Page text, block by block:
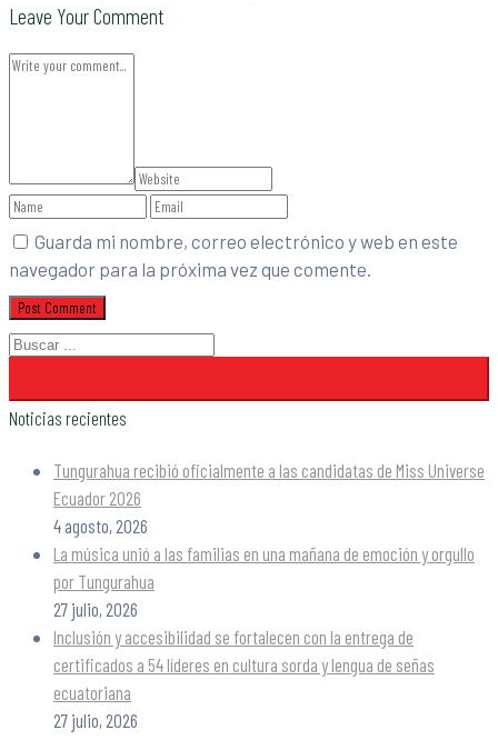
Leave Your Comment
Guarda mi nombre, correo electrónico y web en este
navegador para la próxima vez que comente.
Noticias recientes
Tungurahua recibió oficialmente a las candidatas de Miss Universe
Ecuador 2026
4 agosto, 2026
La música unió a las familias en una mañana de emoción y orgullo
por Tungurahua
27 julio, 2026
Inclusión y accesibilidad se fortalecen con la entrega de
certificados a 54 líderes en cultura sorda y lengua de señas
ecuatoriana
27 julio, 2026